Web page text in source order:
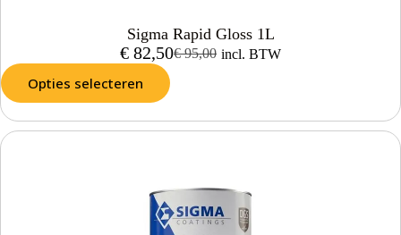
Sigma Rapid Gloss 1L
€95,00
€ 82,50 incl. BTW
Opties selecteren